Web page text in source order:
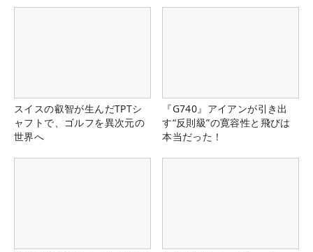
スイスの叡智が生んだTPTシ
ャフトで、ゴルフを異次元の
世界へ
『G740』アイアンが引き出
す“反則級”の寛容性と飛びは
本当だった！